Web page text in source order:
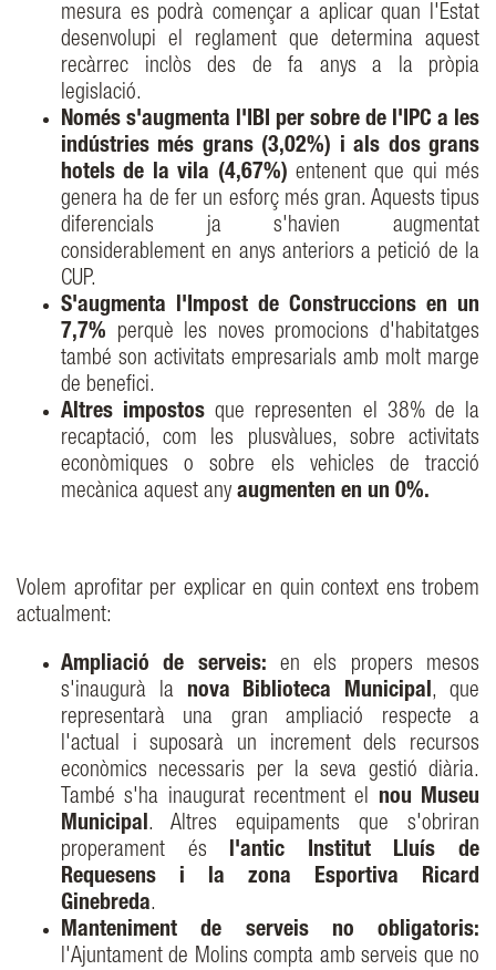
mesura es podrà començar a aplicar quan l'Estat
desenvolupi el reglament que determina aquest
recàrrec inclòs des de fa anys a la pròpia
legislació.
Només s'augmenta l'IBI per sobre de l'IPC a les
indústries més grans (3,02%) i als dos grans
hotels de la vila (4,67%) entenent que qui més
genera ha de fer un esforç més gran. Aquests tipus
diferencials ja s'havien augmentat
considerablement en anys anteriors a petició de la
CUP.
S'augmenta l'Impost de Construccions en un
7,7% perquè les noves promocions d'habitatges
també son activitats empresarials amb molt marge
de benefici.
Altres impostos que representen el 38% de la
recaptació, com les plusvàlues, sobre activitats
econòmiques o sobre els vehicles de tracció
mecànica aquest any augmenten en un 0%.
Volem aprofitar per explicar en quin context ens trobem
actualment:
Ampliació de serveis: en els propers mesos
s'inaugurà la nova Biblioteca Municipal, que
representarà una gran ampliació respecte a
l'actual i suposarà un increment dels recursos
econòmics necessaris per la seva gestió diària.
També s'ha inaugurat recentment el nou Museu
Municipal. Altres equipaments que s'obriran
properament és l'antic Institut Lluís de
Requesens i la zona Esportiva Ricard
Ginebreda.
Manteniment de serveis no obligatoris:
l'Ajuntament de Molins compta amb serveis que no